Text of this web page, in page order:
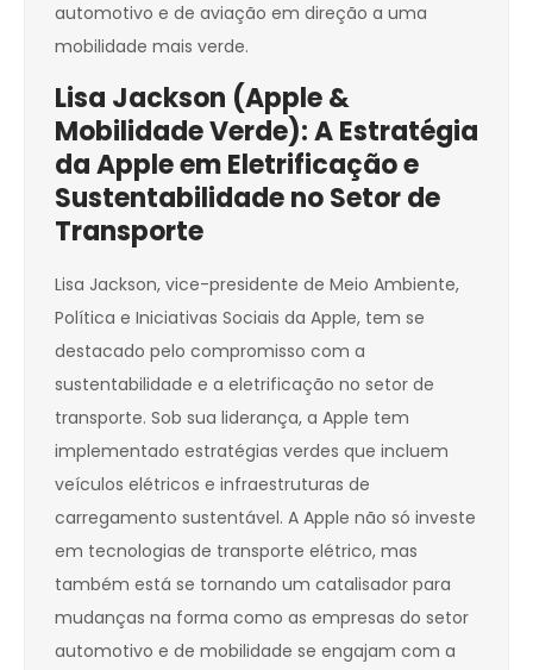
automotivo e de aviação em direção a uma
mobilidade mais verde.
Lisa Jackson (Apple &
Mobilidade Verde): A Estratégia
da Apple em Eletrificação e
Sustentabilidade no Setor de
Transporte
Lisa Jackson, vice-presidente de Meio Ambiente,
Política e Iniciativas Sociais da Apple, tem se
destacado pelo compromisso com a
sustentabilidade e a eletrificação no setor de
transporte. Sob sua liderança, a Apple tem
implementado estratégias verdes que incluem
veículos elétricos e infraestruturas de
carregamento sustentável. A Apple não só investe
em tecnologias de transporte elétrico, mas
também está se tornando um catalisador para
mudanças na forma como as empresas do setor
automotivo e de mobilidade se engajam com a